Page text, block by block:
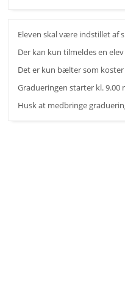
Eleven skal være indstillet af
Der kan kun tilmeldes en
Det er kun bælter som koster
Gradueringen starter kl.
Husk at medbringe